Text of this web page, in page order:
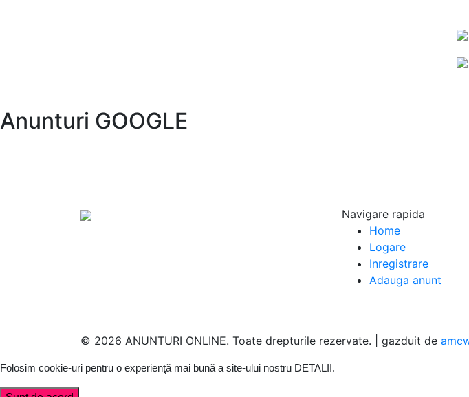
Anunturi GOOGLE
Navigare rapida
Home
Logare
Inregistrare
Adauga anunt
© 2026 ANUNTURI ONLINE. Toate drepturile rezervate. | gazduit de
Folosim cookie-uri pentru o experienţă mai bună a site-ului nostru DETALII .